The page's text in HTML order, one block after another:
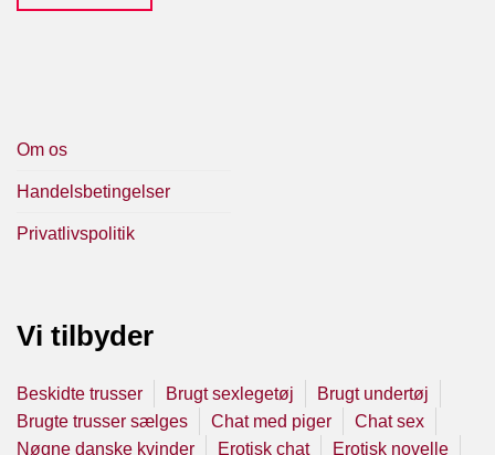
Om os
Handelsbetingelser
Privatlivspolitik
Vi tilbyder
Beskidte trusser Brugt sexlegetøj
Brugt undertøj
Brugte trusser sælges
Chat med piger
Chat sex
Nøgne danske kvinder
Erotisk chat Erotisk novelle